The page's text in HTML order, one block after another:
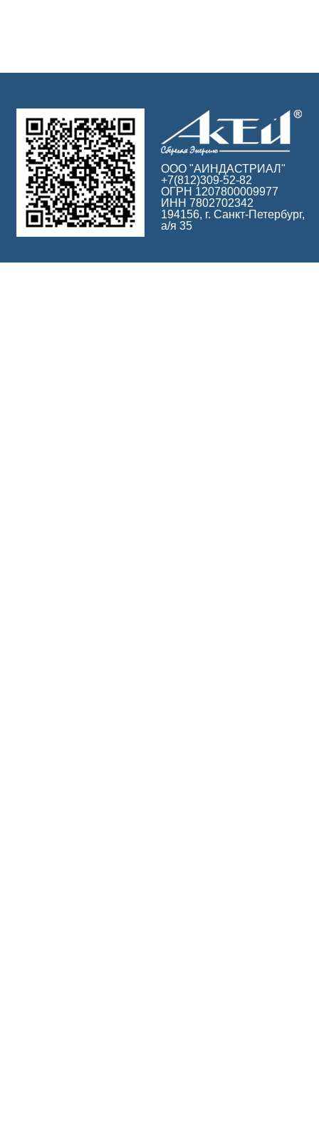
ООО "АИНДАСТРИАЛ"
+7(812)309-52-82
ОГРН 1207800009977
ИНН 7802702342
194156, г. Санкт-Петербург,
а/я 35